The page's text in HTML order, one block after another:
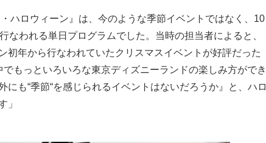
ハロウィーン』は、今のような季節イベントではなく、10
なわれる単日プログラムでした。当時の担当者によると、
初年から行なわれていたクリスマスイベントが好評だった
もっといろいろな東京ディズニーランドの楽しみ方ができ
にも“季節“を感じられるイベントはないだろうか』と、ハロ
」